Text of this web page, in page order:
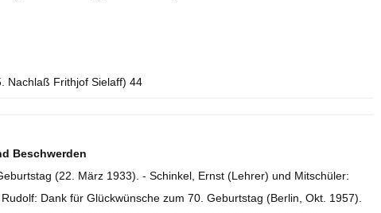
Nachlaß Frithjof Sielaff) 44
Beschwerden
(22. März 1933). - Schinkel, Ernst (Lehrer) und Mitschüler:
Dank für Glückwünsche zum 70. Geburtstag (Berlin, Okt. 1957).